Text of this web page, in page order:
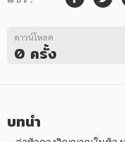
หนังสือออกใหม่ ห
หมวดหมู่หนังสือ
ดาวน์โหลด
0 ครั้ง
บทนำ